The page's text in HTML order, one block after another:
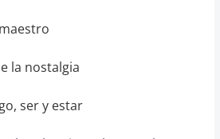
la nostalgia
ser y estar